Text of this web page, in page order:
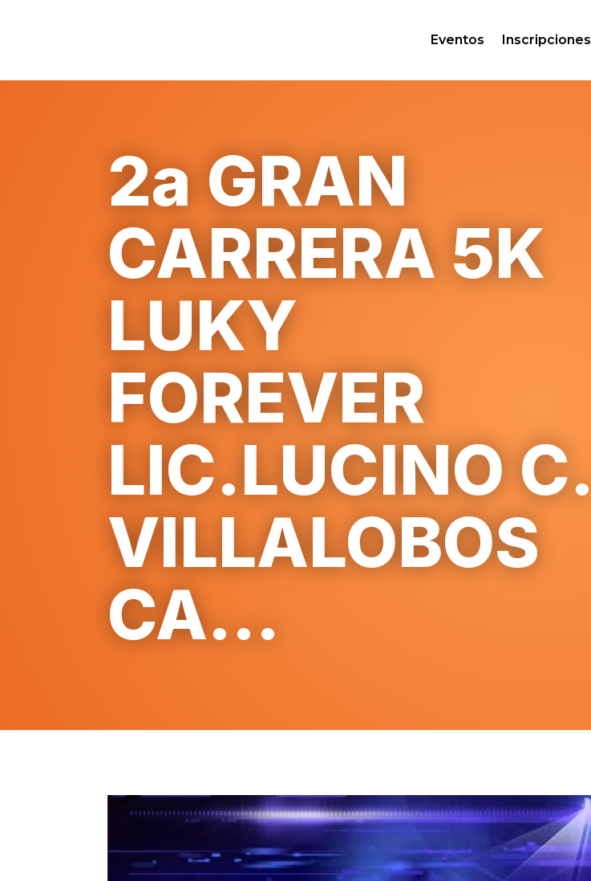
Eventos Inscripciones
2a GRAN
CARRERA 5K
LUKY
FOREVER
LIC.LUCINO C.
VILLALOBOS
CA...